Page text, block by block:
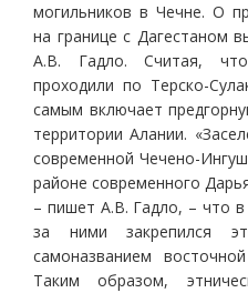
могильников в Чечне. О
на границе с Дагестаном
А.В. Гадло. Считая,
проходили по Терско-
самым включает
территории Алании.
современной Чечено-
районе современного
– пишет А.В. Гадло, – что в
за ними закрепился
самоназванием
Таким образом,